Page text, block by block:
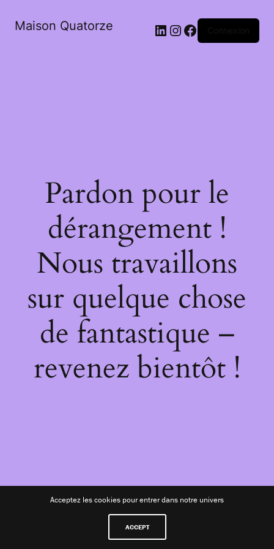
Maison Quatorze LinkedIn
Instagram
Facebook
Pardon pour le
dérangement !
Nous travaillons
sur quelque chose
de fantastique –
revenez bientôt !
Acceptez les cookies pour entrer dans notre univers
ACCEPT